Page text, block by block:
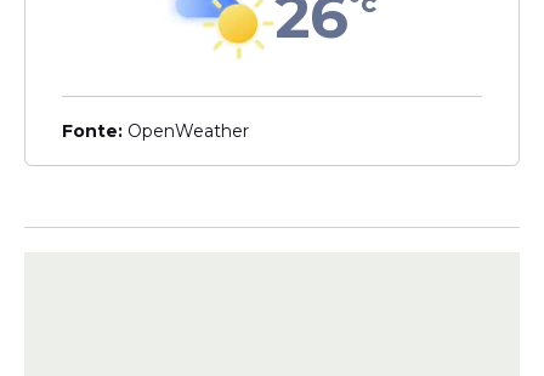
Na sequência, Milton anexou uma
mensagem comprovando o pagamento
de R$ 300 mil para a empresa RL
Consultoria e Intermediações Ltda., que
pertence a Roberta Luchsinger e ao pai
26
Fonte: OpenWeather